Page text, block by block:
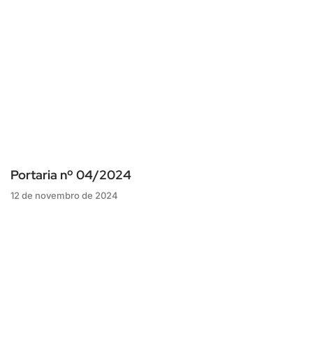
Portaria nº 04/2024
12 de novembro de 2024